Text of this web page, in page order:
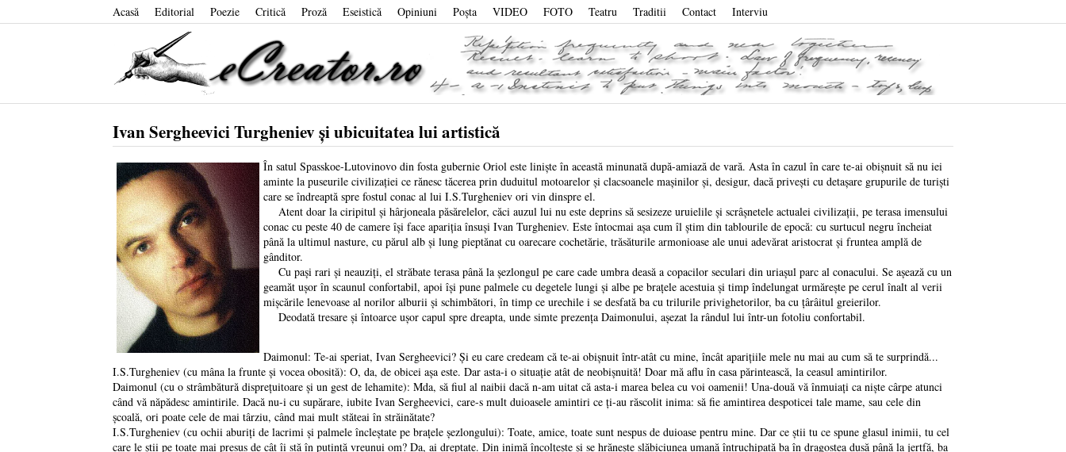
Acasă Editorial Poezie Critică Proză Eseistică Opiniuni Poşta VIDEO FOTO Teatru Traditii Contact Interviu
Ivan Sergheevici Turgheniev şi ubicuitatea lui artistică
În satul Spasskoe-Lutovinovo din fosta gubernie Oriol este linişte în această minunată după-amiază de vară. Asta în cazul în care te-ai obişnuit să nu iei
aminte la puseurile civilizaţiei ce rănesc tăcerea prin duduitul motoarelor şi clacsoanele maşinilor şi, desigur, dacă priveşti cu detaşare grupurile de turişti
care se îndreaptă spre fostul conac al lui I.S.Turgheniev ori vin dinspre el.
Atent doar la ciripitul şi hârjoneala păsărelelor, căci auzul lui nu este deprins să sesizeze uruielile şi scrâşnetele actualei civilizaţii, pe terasa imensului
conac cu peste 40 de camere îşi face apariţia însuşi Ivan Turgheniev. Este întocmai aşa cum îl ştim din tablourile de epocă: cu surtucul negru încheiat
până la ultimul nasture, cu părul alb şi lung pieptănat cu oarecare cochetărie, trăsăturile armonioase ale unui adevărat aristocrat şi fruntea amplă de
gânditor.
Cu paşi rari şi neauziţi, el străbate terasa până la şezlongul pe care cade umbra deasă a copacilor seculari din uriaşul parc al conacului. Se aşează cu un
geamăt uşor în scaunul confortabil, apoi îşi pune palmele cu degetele lungi şi albe pe braţele acestuia şi timp îndelungat urmăreşte pe cerul înalt al verii
mişcările lenevoase al norilor alburii şi schimbători, în timp ce urechile i se desfată ba cu trilurile privighetorilor, ba cu ţârâitul greierilor.
Deodată tresare şi întoarce uşor capul spre dreapta, unde simte prezenţa Daimonului, aşezat la rândul lui într-un fotoliu confortabil.
Daimonul: Te-ai speriat, Ivan Sergheevici? Şi eu care credeam că te-ai obişnuit într-atât cu mine, încât apariţiile mele nu mai au cum să te surprindă...
I.S.Turgheniev (cu mâna la frunte şi vocea obosită): O, da, de obicei aşa este. Dar asta-i o situaţie atât de neobişnuită! Doar mă aflu în casa părintească, la ceasul amintirilor.
Daimonul (cu o strâmbătură dispreţuitoare şi un gest de lehamite): Mda, să fiul al naibii dacă n-am uitat că asta-i marea belea cu voi oamenii! Una-două vă înmuiaţi ca nişte cârpe atunci
când vă năpădesc amintirile. Dacă nu-i cu supărare, iubite Ivan Sergheevici, care-s mult duioasele amintiri ce ţi-au răscolit inima: să fie amintirea despoticei tale mame, sau cele din
şcoală, ori poate cele de mai târziu, când mai mult stăteai în străinătate?
I.S.Turgheniev (cu ochii aburiţi de lacrimi şi palmele încleştate pe braţele şezlongului): Toate, amice, toate sunt nespus de duioase pentru mine. Dar ce ştii tu ce spune glasul inimii, tu cel
care le ştii pe toate mai presus de cât îi stă în putinţă vreunui om? Da, ai dreptate. Din inimă încolţeşte şi se hrăneşte slăbiciunea umană întruchipată ba în dragostea dusă până la jertfă, ba